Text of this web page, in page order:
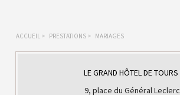
ACCUEIL > PRESTATIONS > MARIAGES
LE GRAND HÔTEL DE TOURS
9, place du Général Leclerc